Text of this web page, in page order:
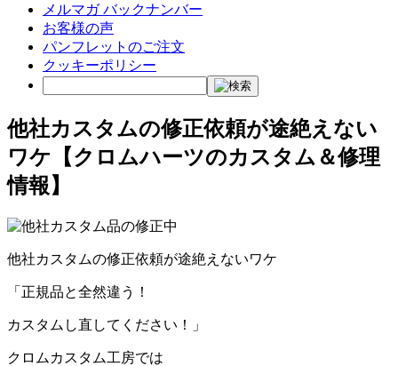
メルマガ バックナンバー
お客様の声
パンフレットのご注文
クッキーポリシー
他社カスタムの修正依頼が途絶えない
ワケ【クロムハーツのカスタム＆修理
情報】
他社カスタムの修正依頼が途絶えないワケ
「正規品と全然違う！
カスタムし直してください！」
クロムカスタム工房では